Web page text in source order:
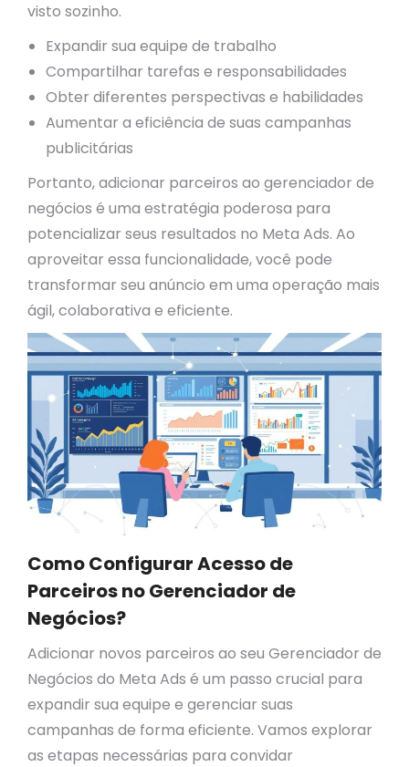
visto sozinho.
Expandir sua equipe de trabalho
Compartilhar tarefas e responsabilidades
Obter diferentes perspectivas e habilidades
Aumentar a eficiência de suas campanhas
publicitárias
Portanto, adicionar parceiros ao gerenciador de
negócios é uma estratégia poderosa para
potencializar seus resultados no Meta Ads. Ao
aproveitar essa funcionalidade, você pode
transformar seu anúncio em uma operação mais
ágil, colaborativa e eficiente.
Como Configurar Acesso de
Parceiros no Gerenciador de
Negócios?
Adicionar novos parceiros ao seu Gerenciador de
Negócios do Meta Ads é um passo crucial para
expandir sua equipe e gerenciar suas
campanhas de forma eficiente. Vamos explorar
as etapas necessárias para convidar